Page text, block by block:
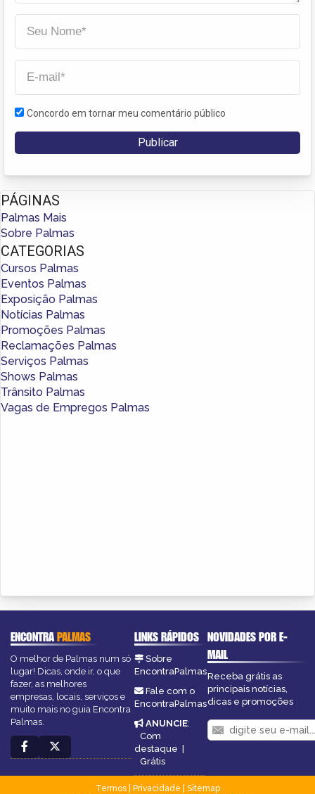
Concordo em tornar meu comentário público
PÁGINAS
Palmas Mais
Sobre Palmas
CATEGORIAS
Cursos Palmas
Eventos Palmas
Exposição Palmas
Notícias Palmas
Promoções Palmas
Reclamações Palmas
Serviços Palmas
Shows Palmas
Trânsito Palmas
Vagas de Empregos Palmas
ENCONTRAPALMAS
O melhor de Palmas num só
lugar! Dicas, onde ir, o que
fazer, as melhores
empresas, locais, serviços e
muito mais no guia Encontra
Palmas.
LINKS RÁPIDOS
Sobre
EncontraPalmas
Fale com o
EncontraPalmas
ANUNCIE:
Com
destaque |
Grátis
NOVIDADES POR E-
MAIL
Receba grátis as
principais notícias,
dicas e promoções
Termos| Privacidade
Sitemap